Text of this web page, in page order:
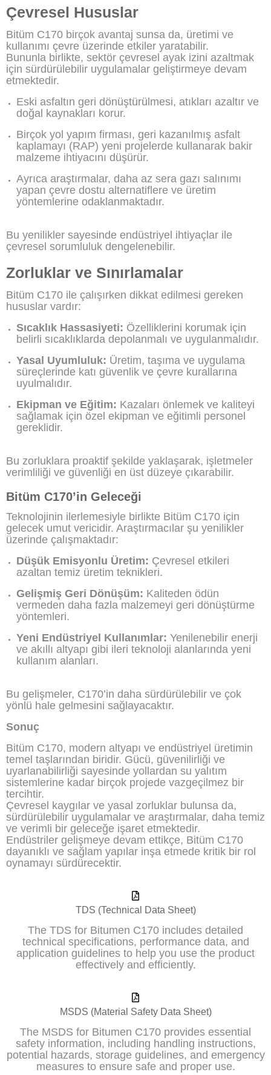
Çevresel Hususlar
Bitüm C170 birçok avantaj sunsa da, üretimi ve
kullanımı çevre üzerinde etkiler yaratabilir.
Bununla birlikte, sektör çevresel ayak izini azaltmak
için sürdürülebilir uygulamalar geliştirmeye devam
etmektedir.
Eski asfaltın geri dönüştürülmesi, atıkları azaltır ve
doğal kaynakları korur.
Birçok yol yapım firması, geri kazanılmış asfalt
kaplamayı (RAP) yeni projelerde kullanarak bakir
malzeme ihtiyacını düşürür.
Ayrıca araştırmalar, daha az sera gazı salınımı
yapan çevre dostu alternatiflere ve üretim
yöntemlerine odaklanmaktadır.
Bu yenilikler sayesinde endüstriyel ihtiyaçlar ile
çevresel sorumluluk dengelenebilir.
Zorluklar ve Sınırlamalar
Bitüm C170 ile çalışırken dikkat edilmesi gereken
hususlar vardır:
Sıcaklık Hassasiyeti: Özelliklerini korumak için
belirli sıcaklıklarda depolanmalı ve uygulanmalıdır.
Yasal Uyumluluk: Üretim, taşıma ve uygulama
süreçlerinde katı güvenlik ve çevre kurallarına
uyulmalıdır.
Ekipman ve Eğitim: Kazaları önlemek ve kaliteyi
sağlamak için özel ekipman ve eğitimli personel
gereklidir.
Bu zorluklara proaktif şekilde yaklaşarak, işletmeler
verimliliği ve güvenliği en üst düzeye çıkarabilir.
Bitüm C170’in Geleceği
Teknolojinin ilerlemesiyle birlikte Bitüm C170 için
gelecek umut vericidir. Araştırmacılar şu yenilikler
üzerinde çalışmaktadır:
Düşük Emisyonlu Üretim: Çevresel etkileri
azaltan temiz üretim teknikleri.
Gelişmiş Geri Dönüşüm: Kaliteden ödün
vermeden daha fazla malzemeyi geri dönüştürme
yöntemleri.
Yeni Endüstriyel Kullanımlar: Yenilenebilir enerji
ve akıllı altyapı gibi ileri teknoloji alanlarında yeni
kullanım alanları.
Bu gelişmeler, C170’in daha sürdürülebilir ve çok
yönlü hale gelmesini sağlayacaktır.
Sonuç
Bitüm C170, modern altyapı ve endüstriyel üretimin
temel taşlarından biridir. Gücü, güvenilirliği ve
uyarlanabilirliği sayesinde yollardan su yalıtım
sistemlerine kadar birçok projede vazgeçilmez bir
tercihtir.
Çevresel kaygılar ve yasal zorluklar bulunsa da,
sürdürülebilir uygulamalar ve araştırmalar, daha temiz
ve verimli bir geleceğe işaret etmektedir.
Endüstriler gelişmeye devam ettikçe, Bitüm C170
dayanıklı ve sağlam yapılar inşa etmede kritik bir rol
oynamayı sürdürecektir.
TDS (Technical Data Sheet)
The TDS for Bitumen C170 includes detailed
technical specifications, performance data, and
application guidelines to help you use the product
effectively and efficiently.
MSDS (Material Safety Data Sheet)
The MSDS for Bitumen C170 provides essential
safety information, including handling instructions,
potential hazards, storage guidelines, and emergency
measures to ensure safe and proper use.